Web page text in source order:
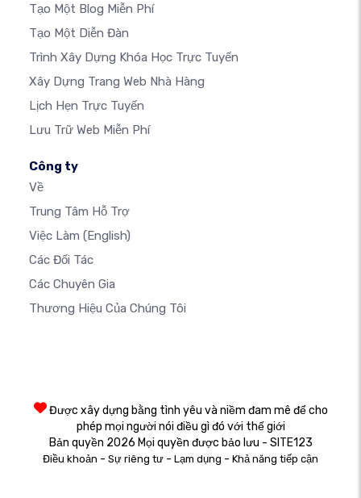
Tạo Một Blog Miễn Phí
Tạo Một Diễn Đàn
Trình Xây Dựng Khóa Học Trực Tuyến
Xây Dựng Trang Web Nhà Hàng
Lịch Hẹn Trực Tuyến
Lưu Trữ Web Miễn Phí
Công ty
Về
Trung Tâm Hỗ Trợ
Việc Làm (English)
Các Đối Tác
Các Chuyên Gia
Thương Hiệu Của Chúng Tôi
Được xây dựng bằng tình yêu và niềm đam mê để cho
phép mọi người nói điều gì đó với thế giới
Bản quyền 2026 Mọi quyền được bảo lưu - SITE123
Điều khoản - Sự riêng tư - Lạm dụng - Khả năng tiếp cận